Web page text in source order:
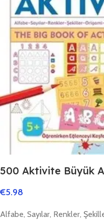
500 Aktivite Büyük
€5.98
Alfabe, Sayılar, Renkler,